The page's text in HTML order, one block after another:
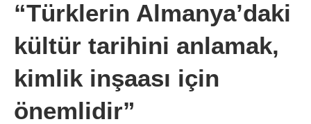
“Türklerin Almanya’daki
kültür tarihini anlamak,
kimlik inşaası için
önemlidir”